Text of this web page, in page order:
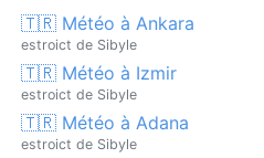
🇹🇷 Météo à Ankara
estroict de Sibyle
🇹🇷 Météo à Izmir
estroict de Sibyle
🇹🇷 Météo à Adana
estroict de Sibyle